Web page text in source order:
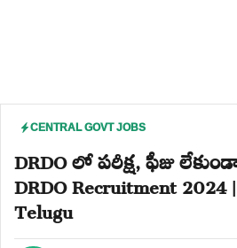
CENTRAL GOVT JOBS
DRDO లో పరీక్ష, ఫీజు
DRDO Recruitment 2024
Telugu